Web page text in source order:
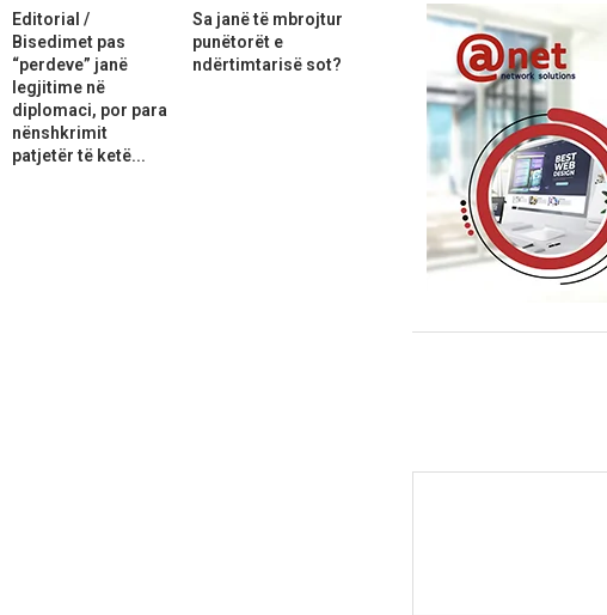
Editorial /
Bisedimet pas
“perdeve” janë
legjitime në
diplomaci, por para
nënshkrimit
patjetër të ketë...
Sa janë të mbrojtur
punëtorët e
ndërtimtarisë sot?